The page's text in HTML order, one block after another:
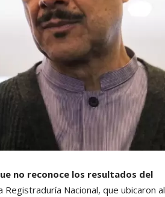
no reconoce los resultados del
Nacional, que ubicaron al